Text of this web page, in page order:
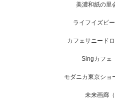
美濃和紙の里
ライフイズピ
カフェサニード
Singカフェ
モダニカ東京ショ
未来画廊（